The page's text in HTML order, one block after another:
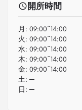
開所時間
月: 09:00~14:00
火: 09:00~14:00
水: 09:00~14:00
木: 09:00~14:00
金: 09:00~14:00
土: ─
日: ─